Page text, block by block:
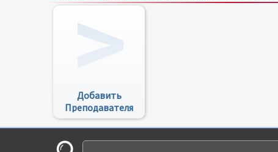
Добавить
Преподавателя